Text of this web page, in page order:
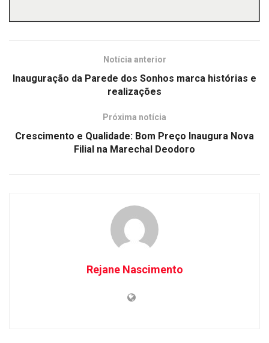
Notícia anterior
Inauguração da Parede dos Sonhos marca histórias e
realizações
Próxima notícia
Crescimento e Qualidade: Bom Preço Inaugura Nova
Filial na Marechal Deodoro
Rejane Nascimento